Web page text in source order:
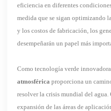
eficiencia en diferentes
medida que se sigan optimizando
y los costos de fabricación, los
desempeñarán un papel más
Como tecnología verde innovadora,
atmosférica proporciona un
resolver la crisis mundial del
expansión de las áreas de